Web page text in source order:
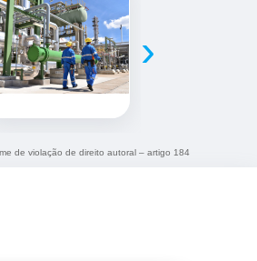
›
de violação de direito autoral – artigo 184